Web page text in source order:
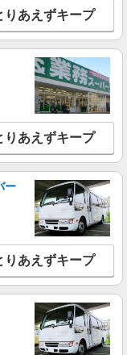
りあえずキープ
りあえずキープ
ー
りあえずキープ